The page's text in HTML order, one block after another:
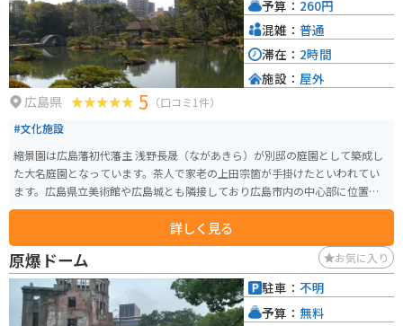
広島県 5 （口コミ1件）
#文化施設
縮景園は広島藩初代藩主 浅野長晟（ながあきら）が別邸の庭園として築成し
た大名庭園となっています。茶人で家老の上田宗箇が手掛けたといわれてい
ます。広島県立美術館や広島城とも隣接しており広島市内の中心部に位置し
ます。そのためアクセスは良いです。
詳しく見る
予算： 260円
混雑： 普通
滞在： 2時間
施設： 屋外
原爆ドーム お気に入り
駐車： 不明
予算： 無料